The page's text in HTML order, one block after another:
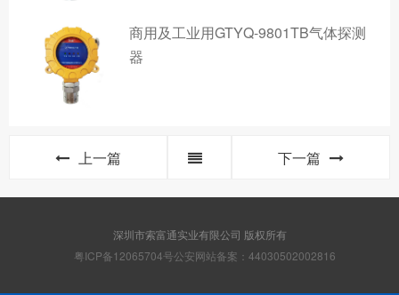
商用及工业用GTYQ-9801TB气体探测
器
上一篇 下一篇
深圳市索富通实业有限公司 版权所有
粤ICP备12065704号公安网站备案：44030502002816